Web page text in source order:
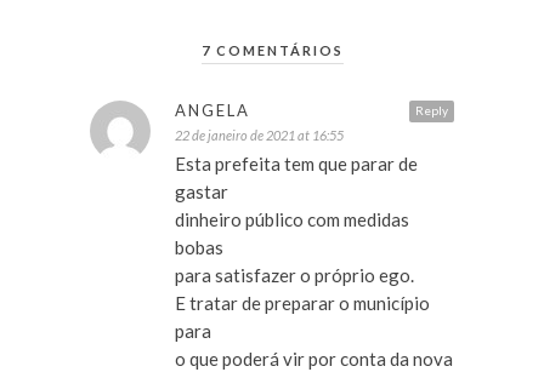
7 COMENTÁRIOS
Reply
ANGELA
22 de janeiro de 2021 at 16:55
Esta prefeita tem que parar de
gastar
dinheiro público com medidas
bobas
para satisfazer o próprio ego.
E tratar de preparar o município
para
o que poderá vir por conta da nova